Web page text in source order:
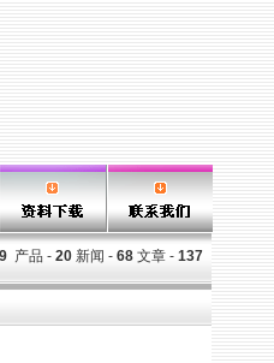
产品 - 20 新闻 - 68 文章 - 137